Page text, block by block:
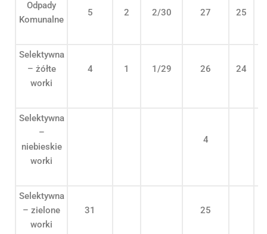
Odpady
Komunalne
5 2 2/30 27 25
Selektywna
– żółte
worki
4 1 1/29 26 24
Selektywna
–
niebieskie
worki
4
Selektywna
– zielone
worki
31 25